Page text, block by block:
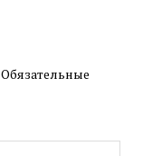
Обязательные